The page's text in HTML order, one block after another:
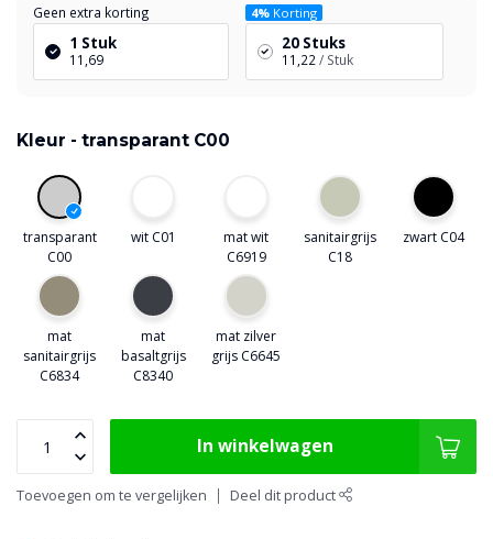
Geen extra korting
1 Stuk
11,69
4%Korting
20 Stuks
11,22 / Stuk
Kleur - transparant C00
transparant
C00
wit C01
mat wit
C6919
sanitairgrijs
C18
zwart C04
mat
sanitairgrijs
C6834
mat
basaltgrijs
C8340
mat zilver
grijs C6645
In winkelwagen
Toevoegen om te vergelijken Deel dit product